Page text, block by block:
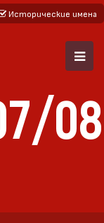
Исторические имена
08